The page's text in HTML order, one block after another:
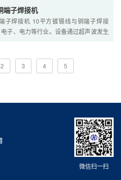
端子焊接机
子焊接机 10平方镀锡线与铜端子焊接
子、电力等行业。设备通过超声波发生
2 3 4
5
微信扫一扫